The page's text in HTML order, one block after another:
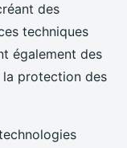
des
techniques
également des
la protection des